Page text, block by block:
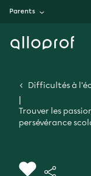
Parents
Difficultés à
Trouver les
persévérance